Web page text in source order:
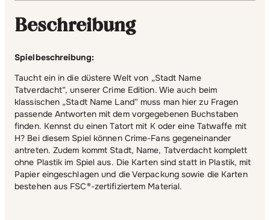
Beschreibung
Spielbeschreibung:
Taucht ein in die düstere Welt von „Stadt Name
Tatverdacht“, unserer Crime Edition. Wie auch beim
klassischen „Stadt Name Land“ muss man hier zu Fragen
passende Antworten mit dem vorgegebenen Buchstaben
finden. Kennst du einen Tatort mit K oder eine Tatwaffe mit
H? Bei diesem Spiel können Crime-Fans gegeneinander
antreten. Zudem kommt Stadt, Name, Tatverdacht komplett
ohne Plastik im Spiel aus. Die Karten sind statt in Plastik, mit
Papier eingeschlagen und die Verpackung sowie die Karten
bestehen aus FSC®-zertifiziertem Material.